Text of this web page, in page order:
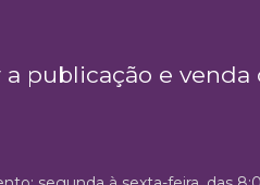
a publicação e venda